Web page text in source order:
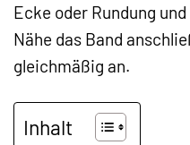
Ecke oder Rundung
Nähe das Band
gleichmäßig an.
Inhalt